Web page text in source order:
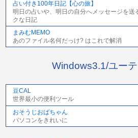
占い付き100年日記【心の旅】
明日の占いや、明日の自分へメッセージを送
クな日記
まみむMEMO
あのファイル名何だっけ? はこれで解消
Windows3.1/ユー
豆CAL
世界最小の便利ツール
おそうじおばちゃん
パソコンをきれいに